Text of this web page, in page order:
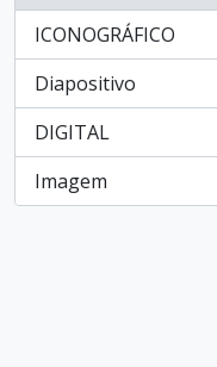
ICONOGRÁFICO
, 15763 resultados
Diapositivo
, 15763 resultados
DIGITAL
, 15763 resultados
Imagem
, 15763 resultados